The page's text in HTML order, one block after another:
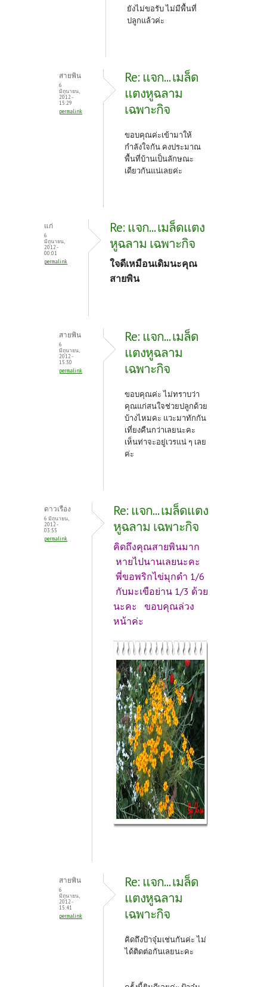
ยังไม่ขอรับ ไม่มีพื้นที่
ปลูกแล้วค่ะ
สายพิน
6
มิถุนายน,
2012 -
15:29
permalink
Re: แจก... เมล็ด
แตงหูฉลาม
เฉพาะกิจ
ขอบคุณค่ะเข้ามาให้
กำลังใจกัน คงประมาณ
พื้นที่บ้านเป็นลักษณะ
เดียวกันแน่เลยค่ะ
แก่
6
มิถุนายน,
2012 -
00:01
permalink
Re: แจก... เมล็ดแตง
หูฉลาม เฉพาะกิจ
ใจดีเหมือนเดิมนะคุณ
สายพิน
สายพิน
6
มิถุนายน,
2012 -
15:30
permalink
Re: แจก... เมล็ด
แตงหูฉลาม
เฉพาะกิจ
ขอบคุณค่ะ ไม่ทราบว่า
คุณแก่สนใจช่วยปลูกด้วย
บ้างไหมคะ แวะมาทักกัน
เที่ยงคืนกว่าเลยนะคะ
เห็นท่าจะอยู่เวรแน่ ๆ เลย
ค่ะ
ดาวเรือง
6 มิถุนายน,
2012 -
03:55
permalink
Re: แจก... เมล็ดแตง
หูฉลาม เฉพาะกิจ
คิดถึงคุณสายพินมาก
หายไปนานเลยนะคะ
พี่ขอพริกไข่มุกดำ 1/6
กับมะเขือย่าน 1/3 ด้วย
นะคะ ขอบคุณล่วง
หน้าค่ะ
สายพิน
6
มิถุนายน,
2012 -
15:41
permalink
Re: แจก... เมล็ด
แตงหูฉลาม
เฉพาะกิจ
คิดถึงป้าจุ๋มเช่นกันค่ะ ไม่
ได้ติดต่อกันเลยนะคะ